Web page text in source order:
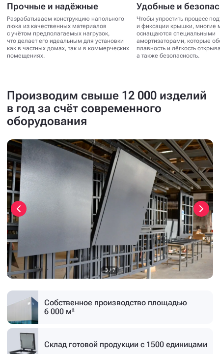
Прочные и надёжные
Разрабатываем конструкцию напольного
люка из качественных материалов
с учётом предполагаемых нагрузок,
что делает его идеальным для установки
как в частных домах, так и в коммерческих
помещениях.
Удобные и
Чтобы упростить процесс
и фиксации крышки, многие
оснащаются специальными
амортизаторами, которые
плавность и лёгкость
а также безопасность.
Производим свыше 12 000 изделий
в год за счёт современного
оборудования
3 / 7
Собственное производство площадью
6 000 м²
Склад готовой продукции с 1500 единицами